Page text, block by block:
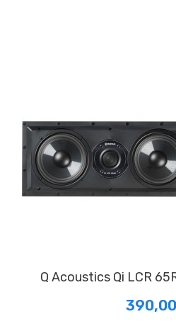
Q Acoustics Qi LCR